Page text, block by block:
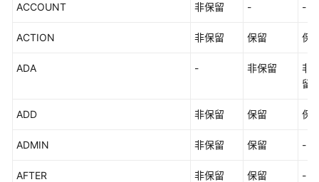
系
ACCOUNT 非保留 - -
ACTION 非保留 保留 保
ADA - 非保留
非
留
ADD 非保留 保留 保
ADMIN 非保留 保留 -
AFTER 非保留 保留 -